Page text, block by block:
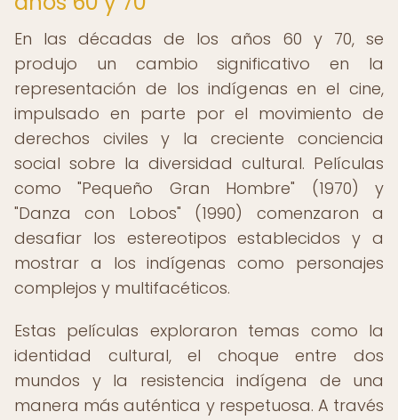
En las décadas de los años 60 y 70, se
produjo un cambio significativo en la
representación de los indígenas en el cine,
impulsado en parte por el movimiento de
derechos civiles y la creciente conciencia
social sobre la diversidad cultural. Películas
como "Pequeño Gran Hombre" (1970) y
"Danza con Lobos" (1990) comenzaron a
desafiar los estereotipos establecidos y a
mostrar a los indígenas como personajes
complejos y multifacéticos.
Estas películas exploraron temas como la
identidad cultural, el choque entre dos
mundos y la resistencia indígena de una
manera más auténtica y respetuosa. A través